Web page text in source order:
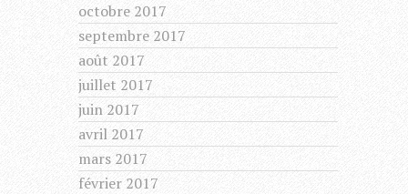
octobre 2017
septembre 2017
août 2017
juillet 2017
juin 2017
avril 2017
mars 2017
février 2017